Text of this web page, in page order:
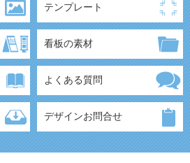
テンプレート
看板の素材
よくある質問
デザインお問合せ